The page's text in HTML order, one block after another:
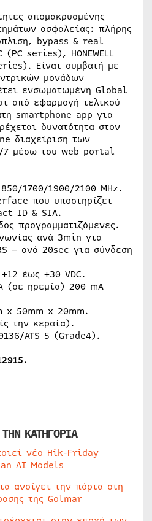
απομακρυσμένης
ασφαλείας: πλήρης
bypass & real
series), HONEWELL
Είναι συμβατή με
μονάδων
ενσωματωμένη Global
από εφαρμογή τελικού
smartphone app για
δυνατότητα στον
διαχείριση των
7 μέσω του web portal
1700/1900/2100 MHz.
που υποστηρίζει
ID & SIA.
προγραμματιζόμενες.
ανά 3min για
– ανά 20sec για σύνδεση
έως +30 VDC.
(σε ηρεμία) 200 mA
x 50mm x 20mm.
την κεραία).
ATS 5 (Grade4).
ΚΑΤΗΓΟΡΙΑ
νέο Hik-Friday
AI Models
ανοίγει την πόρτα στη
της Golmar